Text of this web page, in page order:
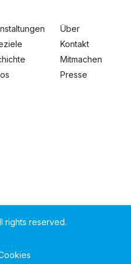
Über
Kontakt
Mitmachen
Presse
rights reserved.